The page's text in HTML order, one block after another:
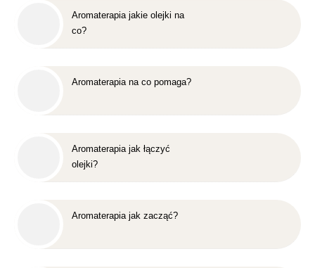
Aromaterapia jakie olejki na
co?
Aromaterapia na co pomaga?
Aromaterapia jak łączyć
olejki?
Aromaterapia jak zacząć?